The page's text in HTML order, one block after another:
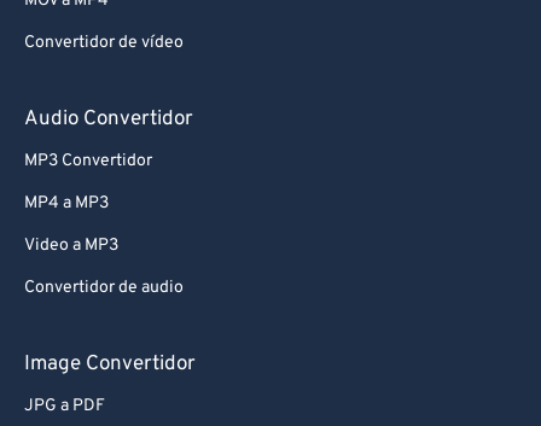
Convertidor de vídeo
Audio Convertidor
MP3 Convertidor
MP4 a MP3
Video a MP3
Convertidor de audio
Image Convertidor
JPG a PDF